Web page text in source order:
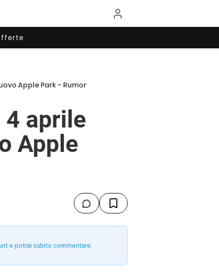
Apple Park – Rumor
4 aprile
Apple
e potrai subito commentare.